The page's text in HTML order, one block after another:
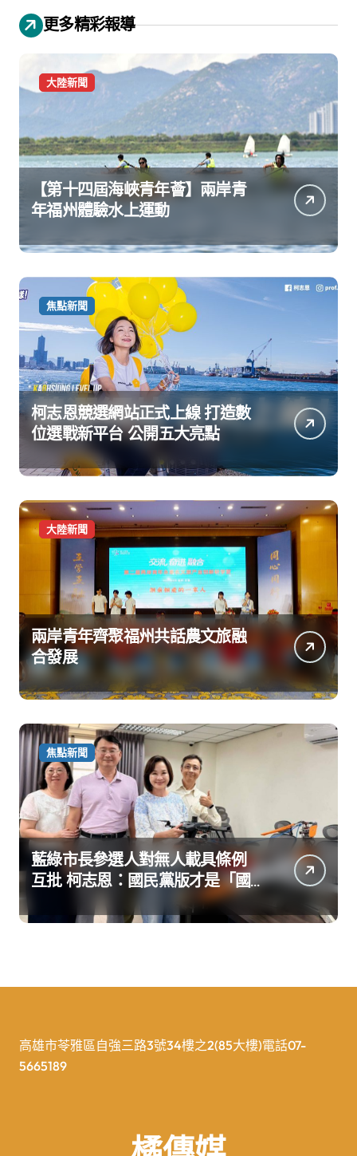
更多精彩報導
大陸新聞
【第十四屆海峽青年薈】兩岸青
年福州體驗水上運動
焦點新聞
柯志恩競選網站正式上線 打造數
位選戰新平台 公開五大亮點
大陸新聞
兩岸青年齊聚福州共話農文旅融
合發展
焦點新聞
藍綠市長參選人對無人載具條例
互批 柯志恩：國民黨版才是「國
防+產業」務實版
高雄市苓雅區自強三路3號34樓之2(85大樓)電話07-
5665189